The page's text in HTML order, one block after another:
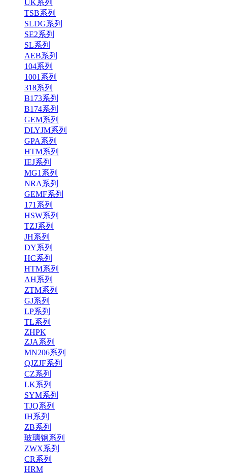
UK系列
TSB系列
SLDG系列
SE2系列
SL系列
AEB系列
104系列
1001系列
318系列
B173系列
B174系列
GEM系列
DLYJM系列
GPA系列
HTM系列
IEJ系列
MG1系列
NRA系列
GEMF系列
171系列
HSW系列
TZJ系列
JH系列
DY系列
HC系列
HTM系列
AH系列
ZTM系列
GJ系列
LP系列
TL系列
ZHPK
ZJA系列
MN206系列
QJZJF系列
CZ系列
LK系列
SYM系列
TJQ系列
IH系列
ZB系列
玻璃钢系列
ZWX系列
CR系列
HRM